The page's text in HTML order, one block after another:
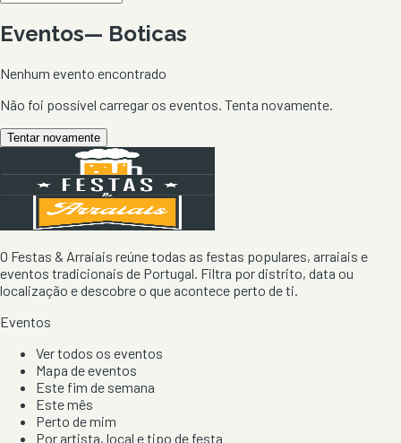
Eventos— Boticas
Nenhum evento encontrado
Não foi possível carregar os eventos. Tenta novamente.
Tentar novamente
O Festas & Arraiais reúne todas as festas populares, arraiais e
eventos tradicionais de Portugal. Filtra por distrito, data ou
localização e descobre o que acontece perto de ti.
Eventos
Ver todos os eventos
Mapa de eventos
Este fim de semana
Este mês
Perto de mim
Por artista, local e tipo de festa